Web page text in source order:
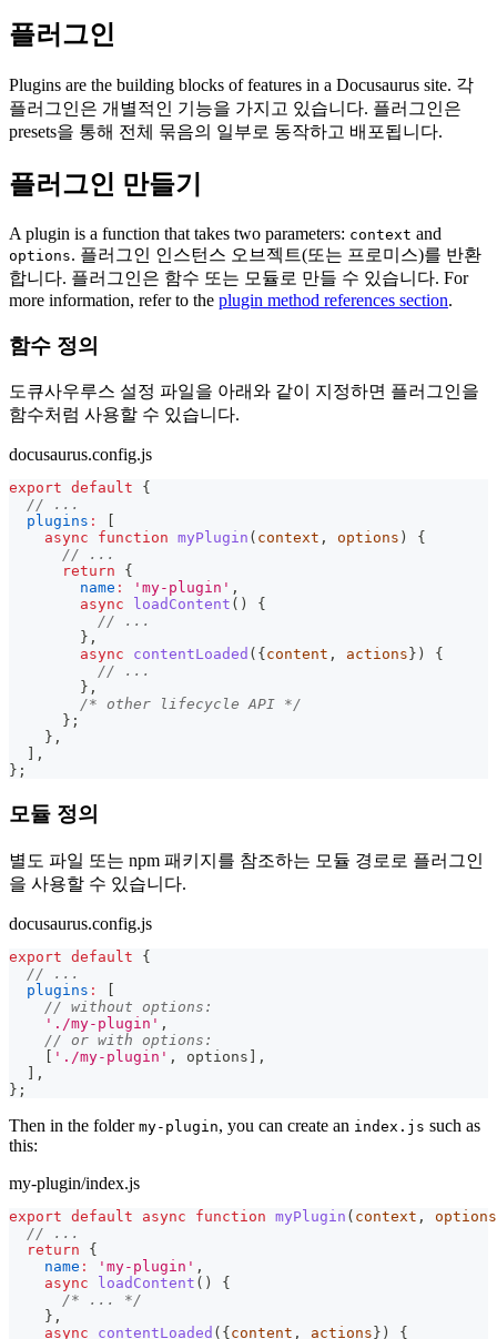
플러그인
Plugins are the building blocks of features in a Docusaurus site. 각
플러그인은 개별적인 기능을 가지고 있습니다. 플러그인은
presets을 통해 전체 묶음의 일부로 동작하고 배포됩니다.
플러그인 만들기
A plugin is a function that takes two parameters: context and
options. 플러그인 인스턴스 오브젝트(또는 프로미스)를 반환
합니다. 플러그인은 함수 또는 모듈로 만들 수 있습니다. For
more information, refer to the plugin method references section.
함수 정의
도큐사우루스 설정 파일을 아래와 같이 지정하면 플러그인을
함수처럼 사용할 수 있습니다.
docusaurus.config.js
export default
{
// ...
plugins :
async
function myPlugin ( context , options )
{
// ...
return
{
name : 'my-plugin' ,
async
loadContent ( )
{
// ...
} ,
async
contentLoaded ( { content , actions } )
{
// ...
} ,
/* other lifecycle API */
} ;
} ,
,
} ;
모듈 정의
별도 파일 또는 npm 패키지를 참조하는 모듈 경로로 플러그인
을 사용할 수 있습니다.
docusaurus.config.js
export default
{
// ...
plugins :
[
// without options:
'./my-plugin' ,
// or with options:
[ './my-plugin' , options ] ,
] ,
} ;
Then in the folder my-plugin, you can create an index.js such as
this:
my-plugin/index.js
export default async function myPlugin ( context ,
options
// ...
return
{
name : 'my-plugin' ,
async
loadContent ( )
{
/* ... */
} ,
async
contentLoaded ( {content , actions} ) {